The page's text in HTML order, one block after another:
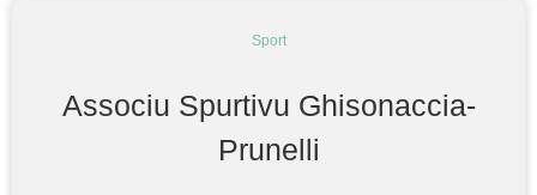
Sport
Associu Spurtivu Ghisonaccia-
Prunelli